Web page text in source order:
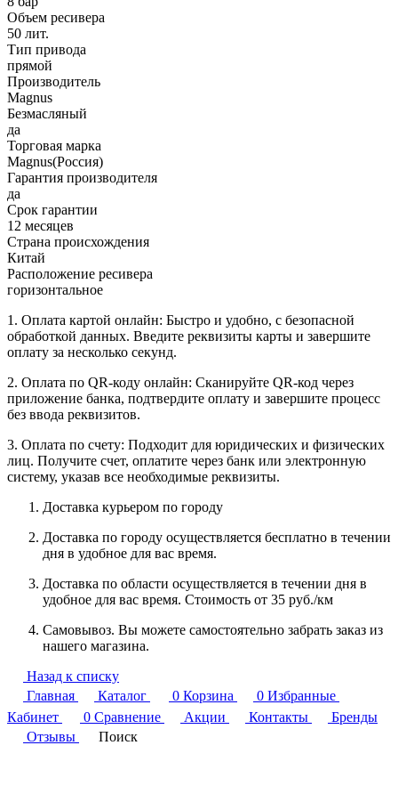
Объем ресивера
50 лит.
Тип привода
прямой
Производитель
Magnus
Безмасляный
да
Торговая марка
Magnus(Россия)
Гарантия производителя
да
Срок гарантии
12 месяцев
Страна происхождения
Китай
Расположение ресивера
горизонтальное
1. Оплата картой онлайн: Быстро и удобно, с безопасной
обработкой данных. Введите реквизиты карты и завершите
оплату за несколько секунд.
2. Оплата по QR-коду онлайн: Сканируйте QR-код через
приложение банка, подтвердите оплату и завершите процесс
без ввода реквизитов.
3. Оплата по счету: Подходит для юридических и физических
лиц. Получите счет, оплатите через банк или электронную
систему, указав все необходимые реквизиты.
Доставка курьером по городу
Доставка по городу осуществляется бесплатно в течении
дня в удобное для вас время.
Доставка по области осуществляется в течении дня в
удобное для вас время. Стоимость от 35 руб./км
Самовывоз. Вы можете самостоятельно забрать заказ из
нашего магазина.
Назад к списку
Главная
Каталог 0 Корзина 0 Избранные
Кабинет
0 Сравнение Акции Контакты
Бренды
Отзывы
Поиск